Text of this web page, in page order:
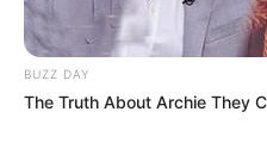
BUZZ DAY
The Truth About Archie They